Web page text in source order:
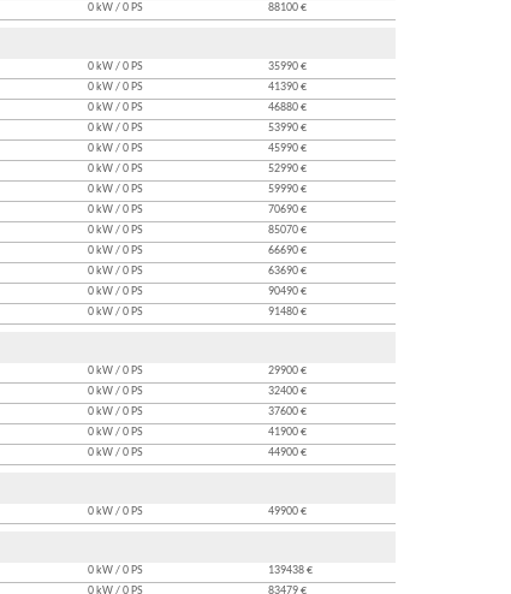
0 kW / 0 PS 88100 €
0 kW / 0 PS
35990 €
0 kW / 0 PS
41390 €
0 kW / 0 PS
46880 €
0 kW / 0 PS
53990 €
0 kW / 0 PS
45990 €
0 kW / 0 PS
52990 €
0 kW / 0 PS
59990 €
0 kW / 0 PS
70690 €
0 kW / 0 PS
85070 €
0 kW / 0 PS
66690 €
0 kW / 0 PS
63690 €
0 kW / 0 PS
90490 €
0 kW / 0 PS 91480 €
0 kW / 0 PS
29900 €
0 kW / 0 PS
32400 €
0 kW / 0 PS
37600 €
0 kW / 0 PS
41900 €
0 kW / 0 PS 44900 €
0 kW / 0 PS 49900 €
0 kW / 0 PS
139438 €
0 kW / 0 PS
83479 €